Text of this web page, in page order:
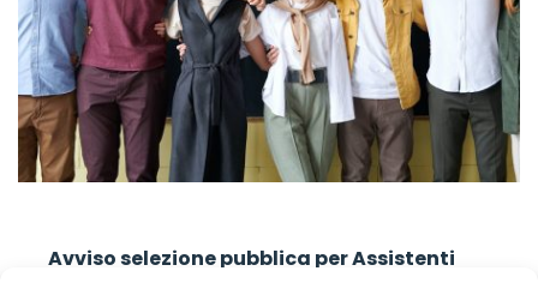
Avviso selezione pubblica per Assistenti